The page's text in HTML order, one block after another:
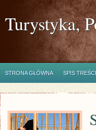
Turystyka,
STRONA GŁÓWNA SPIS TREŚCI